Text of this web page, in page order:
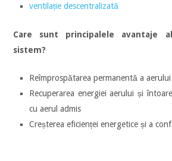
ventilație descentralizată
Care sunt principalele avantaje
sistem?
Reîmprospătarea permanentă a aerului
Recuperarea energiei aerului și
cu aerul admis
Creșterea eficienței energetice și a